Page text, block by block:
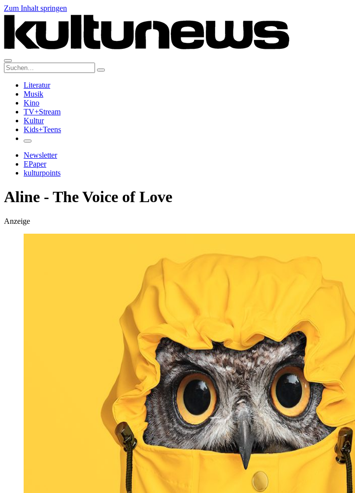
Zum Inhalt springen
Suche:
Literatur
Musik
Kino
TV+Stream
Kultur
Kids+Teens
Newsletter
EPaper
kulturpoints
Aline - The Voice of Love
Anzeige